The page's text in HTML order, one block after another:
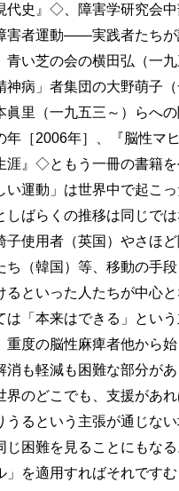
代史』◇、障害学研究会中
害者運動――実践者たち
青い芝の会の横田弘（一
神病」者集団の大野萌子
眞里（一九五三～）らへ
年［2006年］、『脳性マ
』◇ともう一冊の書籍を
運動」は世界中で起こ
しばらくの推移は同じでは
子使用者（英国）やさほど
ち（韓国）等、移動の手
るといった人たちが中心と
は「本来はできる」という
重度の脳性麻痺者他から
消も軽減も困難な部分が
界のどこでも、支援があ
うるという主張が通じな
じ困難を見ることにもな
」を適用すればそれです